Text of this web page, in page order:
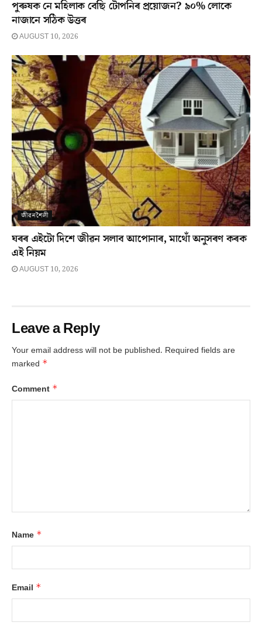
পুৰুষক নে মহিলাক বেছি টোপনিৰ প্ৰয়োজন? ৯০% লোকে
নাজানে সঠিক উত্তৰ
AUGUST 10, 2026
জীৱনশৈলী
ঘৰৰ এইটো দিশে জীৱন সলাব আপোনাৰ, মাথোঁ অনুসৰণ কৰক
এই নিয়ম
AUGUST 10, 2026
Leave a Reply
Your email address will not be published. Required fields are
marked *
Comment *
Name *
Email *